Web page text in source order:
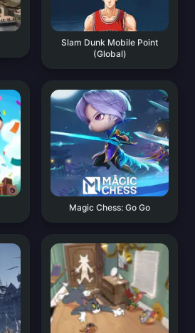
Slam Dunk Mobile Point
(Global)
Magic Chess: Go Go